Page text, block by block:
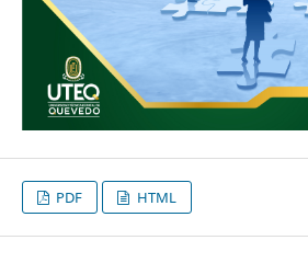
PDF HTML